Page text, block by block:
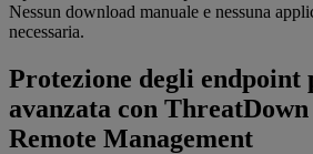
Nessun download manuale e nessuna
necessaria.
Protezione degli endpoint
avanzata con
Remote Management